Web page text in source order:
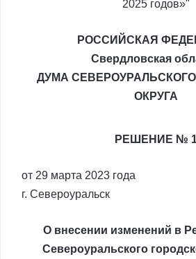
РОССИЙСКАЯ
Свердловская
ДУМА
ОКРУГА
РЕШЕНИЕ №
от 29 марта 2023 года
г. Североуральск
О внесении изменений в
Североуральского